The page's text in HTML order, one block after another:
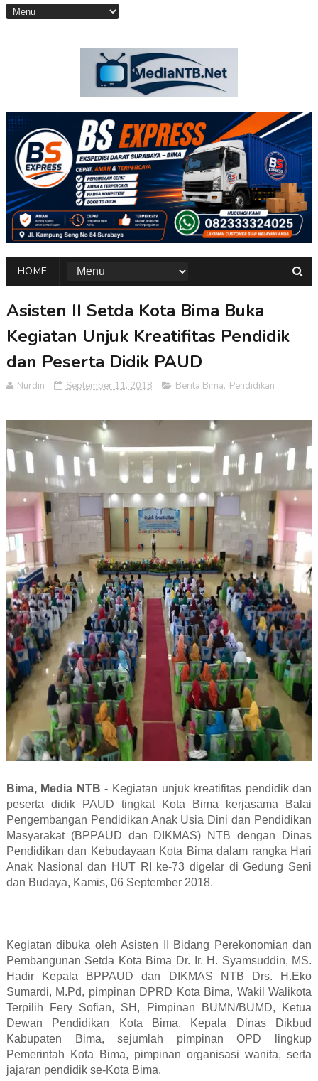
HOME
Asisten II Setda Kota Bima Buka
Kegiatan Unjuk Kreatifitas Pendidik
dan Peserta Didik PAUD
Nurdin September 11, 2018 Berita Bima, Pendidikan
Bima, Media NTB - Kegiatan unjuk kreatifitas pendidik dan
peserta didik PAUD tingkat Kota Bima kerjasama Balai
Pengembangan Pendidikan Anak Usia Dini dan Pendidikan
Masyarakat (BPPAUD dan DIKMAS) NTB dengan Dinas
Pendidikan dan Kebudayaan Kota Bima dalam rangka Hari
Anak Nasional dan HUT RI ke-73 digelar di Gedung Seni
dan Budaya, Kamis, 06 September 2018.
Kegiatan dibuka oleh Asisten II Bidang Perekonomian dan
Pembangunan Setda Kota Bima Dr. Ir. H. Syamsuddin, MS.
Hadir Kepala BPPAUD dan DIKMAS NTB Drs. H.Eko
Sumardi, M.Pd, pimpinan DPRD Kota Bima, Wakil Walikota
Terpilih Fery Sofian, SH, Pimpinan BUMN/BUMD, Ketua
Dewan Pendidikan Kota Bima, Kepala Dinas Dikbud
Kabupaten Bima, sejumlah pimpinan OPD lingkup
Pemerintah Kota Bima, pimpinan organisasi wanita, serta
jajaran pendidik se-Kota Bima.